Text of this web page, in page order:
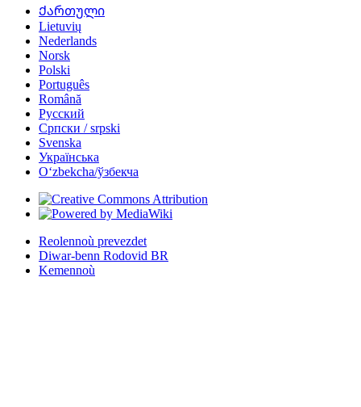
Ქართული
Lietuvių
Nederlands
Norsk
Polski
Português
Română
Русский
Српски / srpski
Svenska
Українська
Oʻzbekcha/ўзбекча
Reolennoù prevezdet
Diwar-benn Rodovid BR
Kemennoù